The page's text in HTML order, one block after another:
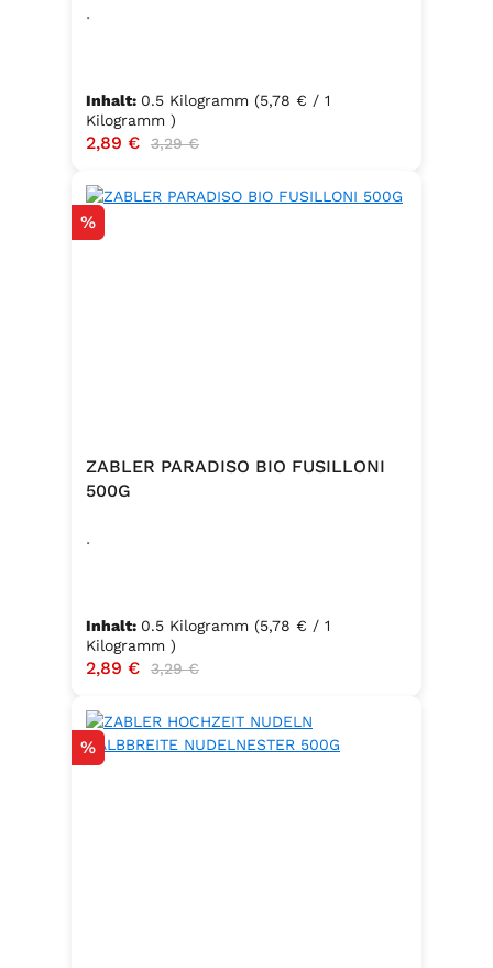
.
Inhalt: 0.5 Kilogramm (5,78 € / 1
Kilogramm )
Verkaufspreis:
2,89 € Regulärer Preis:
3,29 €
Rabatt
%
ZABLER PARADISO BIO FUSILLONI
500G
.
Inhalt: 0.5 Kilogramm (5,78 € / 1
Kilogramm )
Verkaufspreis:
2,89 € Regulärer Preis:
3,29 €
Rabatt
%